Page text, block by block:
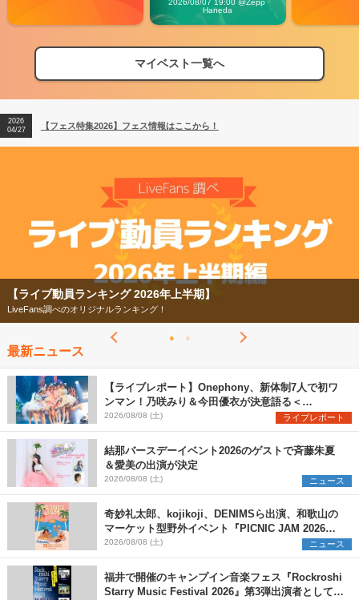
2026/08/07 19:00 @Zepp
Haneda
マイベスト一覧へ
【フェス特集2026】フェス情報はここから！
【ライブ動員ランキング】2026年上半期編発表！
2026
04/27
【フェス特集2026】フェス情報はここから！
2026
動員ランキング 2026年上半期】
べのオリジナルランキング！
最新ニュース
【ライブレポート】Onephony、新体制7人で初ワ
ンマン！乃咲みり＆今田優衣が決意語る＜
Onephony新体制1st Oneman Live はじまりの夏
＞
2026/08/08 (土) ライブレポート
結那バースデーイベント2026のゲストで斉藤朱夏
＆愛美の出演が決定
2026/08/08 (土) ニュース
奇妙礼太郎、kojikoji、DENIMSら出演、和歌山の
マーケット型野外イベント『PICNIC JAM 2026』
早割チケット発売開始
2026/08/08 (土) ニュース
福井で開催のキャンプイン音楽フェス『Rockroshi
Starry Music Festival 2026』第3弾出演者として